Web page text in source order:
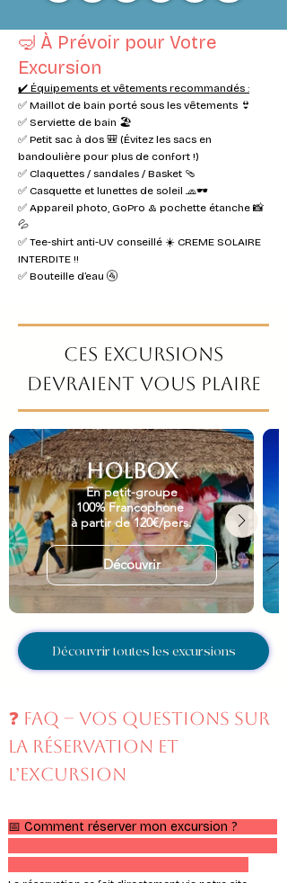
🤿 À Prévoir pour Votre
Excursion
✔️ Équipements et vêtements recommandés :
✅ Maillot de bain porté sous les vêtements 👙
✅ Serviette de bain 🏖️
✅ Petit sac à dos 🎒 (Évitez les sacs en
bandoulière pour plus de confort !)
✅ Claquettes / sandales / Basket 🩴
✅ Casquette et lunettes de soleil 🧢🕶️
✅ Appareil photo, GoPro & pochette étanche 📸
💦
✅ Tee-shirt anti-UV conseillé ☀️ CREME SOLAIRE
INTERDITE !!
✅ Bouteille d’eau 🚰
Ces excursions
devraient vous plaire
HOLBOX
En petit-groupe
100% Francophone
à partir de 120€/pers.
Découvrir
Découvrir toutes les excursions
❓ FAQ – Vos questions sur
la réservation et
l’excursion
📅 Comment réserver mon excursion ?